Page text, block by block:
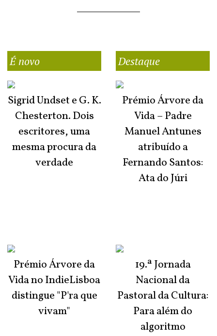
É novo
Sigrid Undset e G. K.
Chesterton. Dois
escritores, uma
mesma procura da
verdade
Prémio Árvore da
Vida no IndieLisboa
distingue "P'ra que
vivam"
Destaque
Prémio Árvore da
Vida – Padre
Manuel Antunes
atribuído a
Fernando Santos:
Ata do Júri
19.ª Jornada
Nacional da
Pastoral da Cultura:
Para além do
algoritmo